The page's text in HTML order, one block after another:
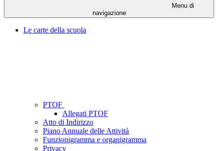
Menu di
navigazione
Le carte della scuola
PTOF
Allegati PTOF
Atto di Indirizzo
Piano Annuale delle Attività
Funzionigramma e organigramma
Privacy